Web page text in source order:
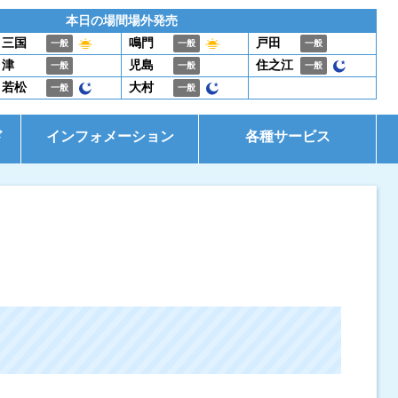
本日の場間場外発売
三国 一般 鳴門 一般 戸田 一般
津 一般 児島 一般 住之江 一般
若松 一般 大村 一般
インフォメーション 各種サービス